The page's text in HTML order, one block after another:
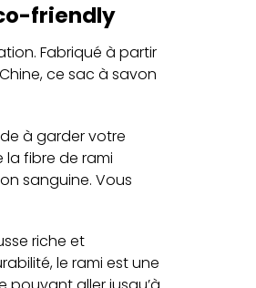
friendly
Fabriqué à partir
ce sac à savon
à garder votre
la fibre de rami
sanguine. Vous
riche et
le rami est une